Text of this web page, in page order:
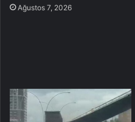
Ağustos 7, 2026